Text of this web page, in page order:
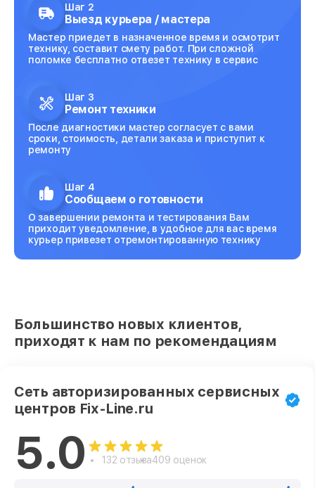
Шаг 2
Выезд курьера / мастера
Мастер приедет в назначенное время и осмотрит
технику, составит смету работ. При сложной
поломке бесплатно отвезет технику в сервис
Шаг 3
Ремонт техники
После диагностики мастер согласует с вами
сроки, стоимость, детали заказа и приступит к
ремонту
Шаг 4
Сообщаем о готовности
О завершении ремонта и тестирования Вам
приходит уведомление, в удобное для вас время
курьер привезет отремонтированную технику
Большинство новых клиентов,
приходят к нам по рекомендациям
Сеть авторизированных сервисных
центров Fix-Line.ru
5.0 132 отзыва409 оценок